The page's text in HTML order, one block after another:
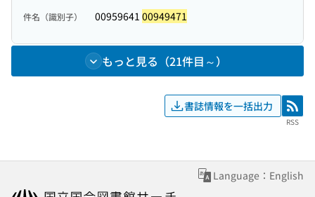
件名（識別子） 00959641 00949471
もっと見る（21件目～）
書誌情報を一括出力 RSS
RSS
Language：English